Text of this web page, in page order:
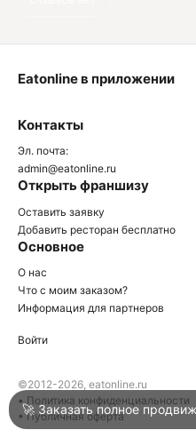
Войти
Написать в техподдержку
Контакты
Эл. почта:
admin@eatonline.ru
Открыть франшизу
Оставить заявку
Добавить ресторан бесплатно
Основное
О нас
Что с моим заказом?
Информация для партнеров
Eatonline в приложении
Войти
©2012-2026, eatonline.ru
• Политика конфиденциальности
• Публичная оферта
🚀 Заказать полное